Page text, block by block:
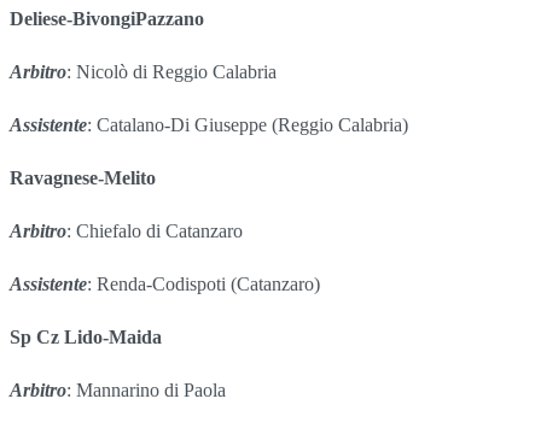
Deliese-BivongiPazzano
Arbitro: Nicolò di Reggio Calabria
Assistente: Catalano-Di Giuseppe (Reggio Calabria)
Ravagnese-Melito
Arbitro: Chiefalo di Catanzaro
Assistente: Renda-Codispoti (Catanzaro)
Sp Cz Lido-Maida
Arbitro: Mannarino di Paola